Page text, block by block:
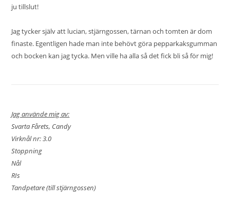
ju tillslut!
Jag tycker själv att lucian, stjärngossen, tärnan och tomten är dom
finaste. Egentligen hade man inte behövt göra pepparkaksgumman
och bocken kan jag tycka. Men ville ha alla så det fick bli så för mig!
Jag använde mig av:
Svarta Fårets, Candy
Virknål nr: 3.0
Stoppning
Nål
RIs
Tandpetare (till stjärngossen)